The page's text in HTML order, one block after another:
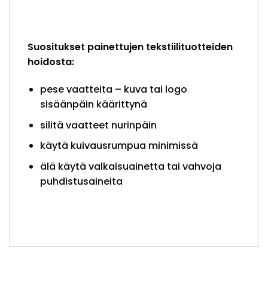
Suositukset painettujen tekstiilituotteiden
hoidosta:
pese vaatteita – kuva tai logo
sisäänpäin käärittynä
silitä vaatteet nurinpäin
käytä kuivausrumpua minimissä
älä käytä valkaisuainetta tai vahvoja
puhdistusaineita